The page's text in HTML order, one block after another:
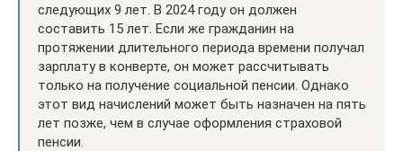
следующих 9 лет. В 2024 году он должен
составить 15 лет. Если же гражданин на
протяжении длительного периода времени получал
зарплату в конверте, он может рассчитывать
только на получение социальной пенсии. Однако
этот вид начислений может быть назначен на пять
лет позже, чем в случае оформления страховой
пенсии.